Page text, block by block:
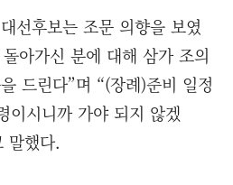
선후보는 조문 의향을 보였
아가신 분에 대해 삼가 조의
드린다”며 “(장례)준비 일정
이시니까 가야 되지 않겠
말했다.